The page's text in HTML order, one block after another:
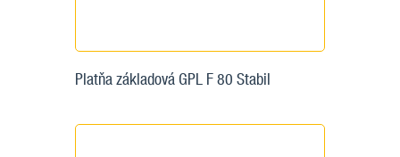
Platňa základová GPL F 80 Stabil